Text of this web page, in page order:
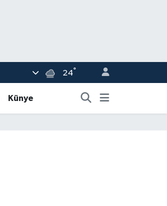
24°
Künye